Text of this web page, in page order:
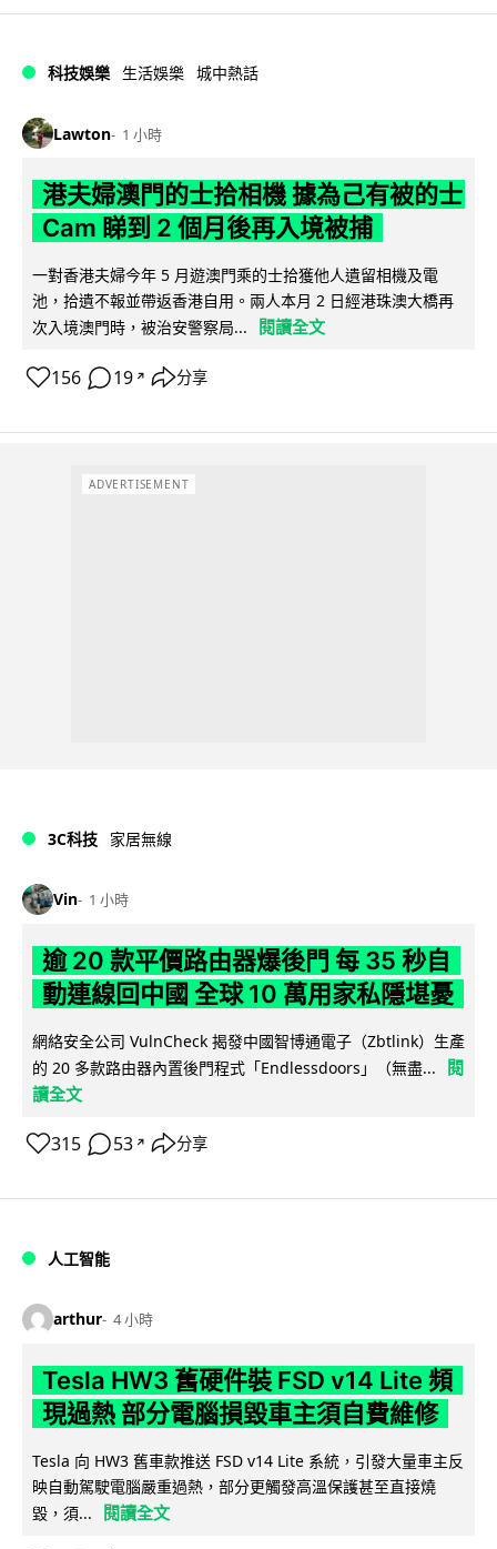
科技娛樂 生活娛樂 城中熱話
Lawton 1 小時
港夫婦澳門的士拾相機 據為己有被的士
Cam 睇到 2 個月後再入境被捕
一對香港夫婦今年 5 月遊澳門乘的士拾獲他人遺留相機及電
池，拾遺不報並帶返香港自用。兩人本月 2 日經港珠澳大橋再
次入境澳門時，被治安警察局...
閱讀全文
156 19 ↗ 分享
ADVERTISEMENT
3C科技 家居無線
Vin 1 小時
逾 20 款平價路由器爆後門 每 35 秒自
動連線回中國 全球 10 萬用家私隱堪憂
網絡安全公司 VulnCheck 揭發中國智博通電子（Zbtlink）生產
的 20 多款路由器內置後門程式「Endlessdoors」（無盡...
閱
讀全文
315 53 ↗ 分享
人工智能
arthur 4 小時
Tesla HW3 舊硬件裝 FSD v14 Lite 頻
現過熱 部分電腦損毀車主須自費維修
Tesla 向 HW3 舊車款推送 FSD v14 Lite 系統，引發大量車主反
映自動駕駛電腦嚴重過熱，部分更觸發高溫保護甚至直接燒
毀，須...
閱讀全文